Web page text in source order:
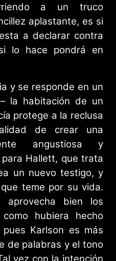
a un truco
aplastante, es si
a declarar contra
lo hace pondrá en
y se responde en un
la habitación de un
protege a la reclusa
de crear una
angustiosa y
Hallett, que trata
un nuevo testigo, y
teme por su vida.
bien los
hubiera hecho
Karlson es más
de palabras y el tono
vez con la intención